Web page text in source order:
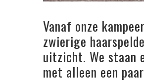
Vanaf onze
zwierige
uitzicht. We staan
met alleen een